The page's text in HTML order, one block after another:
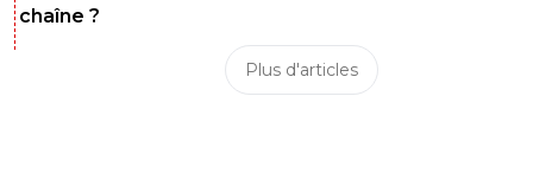
chaîne ?
Plus d'articles